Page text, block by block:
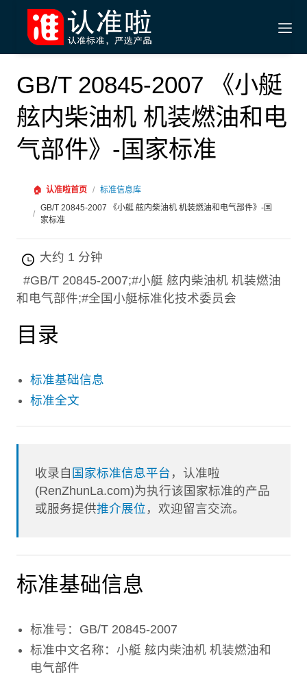
GB/T 20845-2007 《小艇
舷内柴油机 机装燃油和电
气部件》-国家标准
🏠 认准啦首页 / 标准信息库
/
GB/T 20845-2007 《小艇 舷内柴油机 机装燃油和电气部件》-国
家标准
大约 1 分钟
#GB/T 20845-2007;#小艇 舷内柴油机 机装燃油
和电气部件;#全国小艇标准化技术委员会
目录
标准基础信息
标准全文
收录自 国家标准信息平台 ，认准啦
(RenZhunLa.com)为执行该国家标准的产品
或服务提供推介展位 ，欢迎留言交流。
标准基础信息
标准号：GB/T 20845-2007
标准中文名称：小艇 舷内柴油机 机装燃油和
电气部件